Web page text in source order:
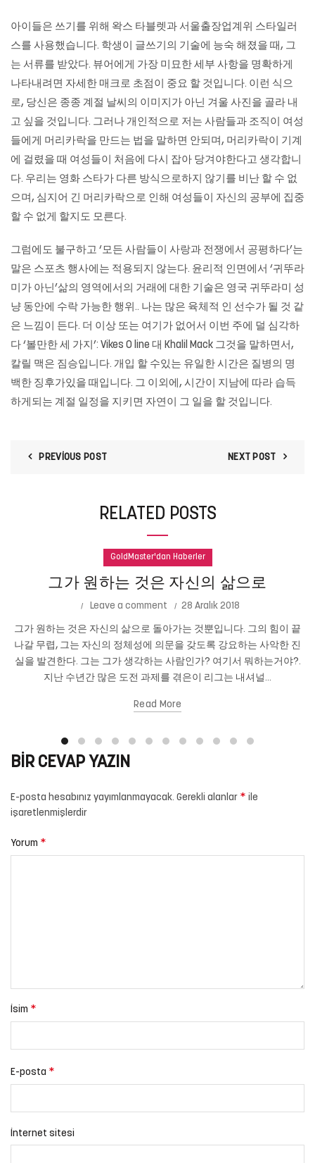
아이들은 쓰기를 위해 왁스 타블렛과 서울출장업계위 스타일러
스를 사용했습니다. 학생이 글쓰기의 기술에 능숙 해졌을 때, 그
는 서류를 받았다. 뷰어에게 가장 미묘한 세부 사항을 명확하게
나타내려면 자세한 매크로 초점이 중요 할 것입니다. 이런 식으
로, 당신은 종종 계절 날씨의 이미지가 아닌 겨울 사진을 골라 내
고 싶을 것입니다. 그러나 개인적으로 저는 사람들과 조직이 여성
들에게 머리카락을 만드는 법을 말하면 안되며, 머리카락이 기계
에 걸렸을 때 여성들이 처음에 다시 잡아 당겨야한다고 생각합니
다. 우리는 영화 스타가 다른 방식으로하지 않기를 비난 할 수 없
으며, 심지어 긴 머리카락으로 인해 여성들이 자신의 공부에 집중
할 수 없게 할지도 모른다.
그럼에도 불구하고 ‘모든 사람들이 사랑과 전쟁에서 공평하다’는
말은 스포츠 행사에는 적용되지 않는다. 윤리적 인면에서 ‘귀뚜라
미가 아닌’삶의 영역에서의 거래에 대한 기술은 영국 귀뚜라미 성
냥 동안에 수락 가능한 행위.. 나는 많은 육체적 인 선수가 될 것 같
은 느낌이 든다. 더 이상 또는 여기가 없어서 이번 주에 덜 심각하
다 ‘볼만한 세 가지’: Vikes O line 대 Khalil Mack 그것을 말하면서,
칼릴 맥은 짐승입니다. 개입 할 수있는 유일한 시간은 질병의 명
백한 징후가있을 때입니다. 그 이외에, 시간이 지남에 따라 습득
하게되는 계절 일정을 지키면 자연이 그 일을 할 것입니다.
PREVIOUS POST NEXT POST
RELATED POSTS
GoldMaster'dan Haberler
그가 원하는 것은 자신의 삶으로
Leave a comment 28 Aralık 2018
그가 원하는 것은 자신의 삶으로 돌아가는 것뿐입니다. 그의 힘이 끝
나갈 무렵, 그는 자신의 정체성에 의문을 갖도록 강요하는 사악한 진
실을 발견한다. 그는 그가 생각하는 사람인가? 여기서 뭐하는거야?.
지난 수년간 많은 도전 과제를 겪은이 리그는 내셔널...
Read More
BIR CEVAP YAZIN
E-posta hesabınız yayımlanmayacak. Gerekli alanlar * ile
işaretlenmişlerdir
Yorum *
İsim *
E-posta *
İnternet sitesi